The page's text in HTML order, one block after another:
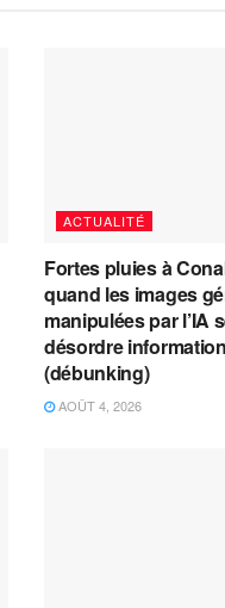
ACTUALITÉ
Fortes pluies à
quand les images
manipulées par l’IA
désordre
(débunking)
AOÛT 4, 2026